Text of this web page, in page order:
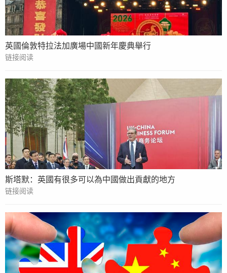
英國倫敦特拉法加廣場中國新年慶典舉行
链接阅读
斯塔默：英國有很多可以為中國做出貢獻的地方
链接阅读